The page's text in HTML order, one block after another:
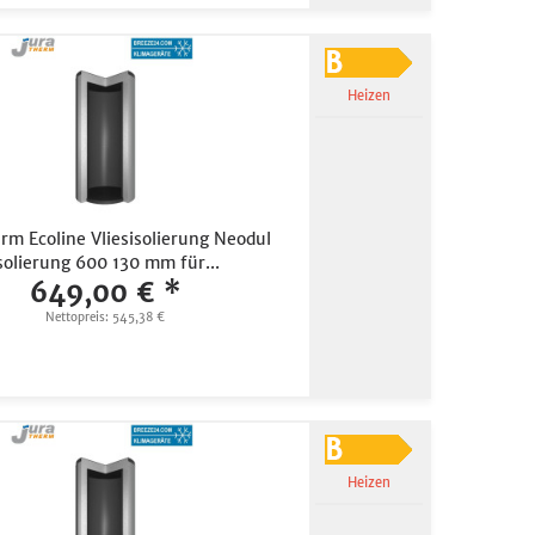
Ecoline Vliesisolierung Neodul
600 130 mm für...
649,00 € *
Nettopreis: 545,38 €
Heizen
Heizen